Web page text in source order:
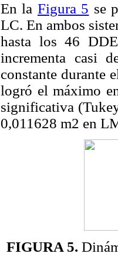
En la Figura 5 se
LC. En ambos
hasta los 46
incrementa casi
constante durante
logró el máximo
significativa
0,011628 m2 en
FIGURA 5.